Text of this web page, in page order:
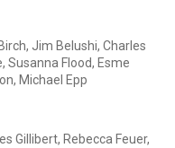
Jim Belushi, Charles
Susanna Flood, Esme
Michael Epp
Gillibert, Rebecca Feuer,